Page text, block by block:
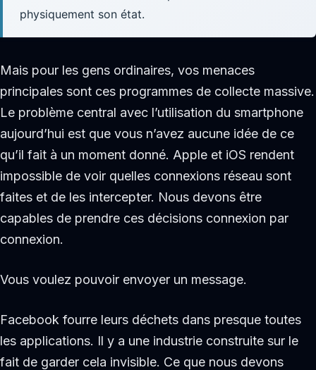
physiquement son état.
Mais pour les gens ordinaires, vos menaces
principales sont ces programmes de collecte massive.
Le problème central avec l’utilisation du smartphone
aujourd’hui est que vous n’avez aucune idée de ce
qu’il fait à un moment donné. Apple et iOS rendent
impossible de voir quelles connexions réseau sont
faites et de les intercepter. Nous devons être
capables de prendre ces décisions connexion par
connexion.
Vous voulez pouvoir envoyer un message.
Facebook fourre leurs déchets dans presque toutes
les applications. Il y a une industrie construite sur le
fait de garder cela invisible. Ce que nous devons